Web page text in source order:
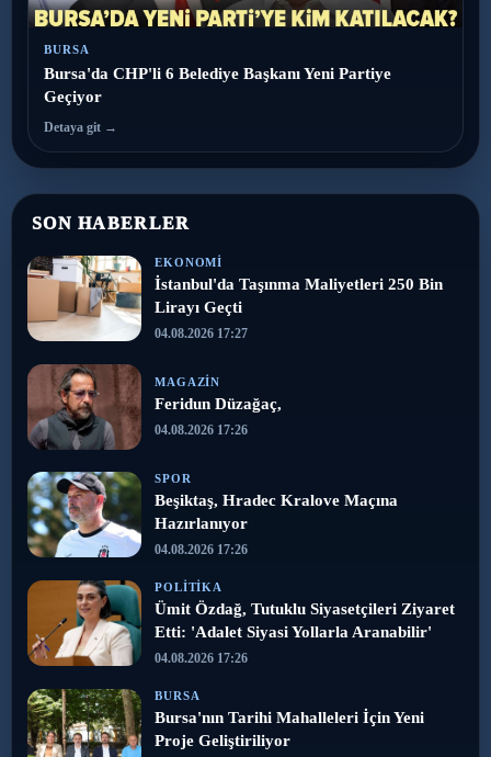
BURSA
Bursa'da CHP'li 6 Belediye Başkanı Yeni Partiye
Geçiyor
Detaya git →
SON HABERLER
EKONOMI
İstanbul'da Taşınma Maliyetleri 250 Bin
Lirayı Geçti
04.08.2026 17:27
MAGAZIN
Feridun Düzağaç,
04.08.2026 17:26
SPOR
Beşiktaş, Hradec Kralove Maçına
Hazırlanıyor
04.08.2026 17:26
POLITIKA
Ümit Özdağ, Tutuklu Siyasetçileri Ziyaret
Etti: 'Adalet Siyasi Yollarla Aranabilir'
04.08.2026 17:26
BURSA
Bursa'nın Tarihi Mahalleleri İçin Yeni
Proje Geliştiriliyor